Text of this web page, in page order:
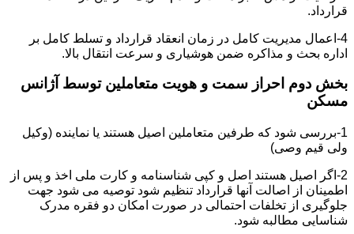
قرارداد.
4-اعمال مدیریت کامل در زمان انعقاد قرارداد و تسلط کامل بر
اداره بحث و مذاکره ضمن هوشیاری و سرعت انتقال بالا.
بخش دوم احراز سمت و هویت متعاملین توسط آژانس
مسکن
1-بررسی شود که طرفین متعاملین اصیل هستند یا نماینده (وکیل
ولی قیم وصی)
2-اگر اصیل هستند اصل و کپی شناسنامه و کارت ملی اخذ و پس از
اطمینان از اصالت آنها قرارداد تنظیم شود توصیه می شود جهت
جلوگیری از تخلفات احتمالی در صورت امکان دو فقره مدرک
شناسایی مطالبه شود.